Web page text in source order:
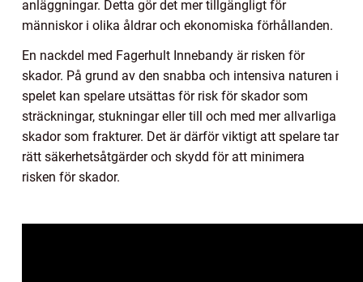
anläggningar. Detta gör det mer tillgängligt för
människor i olika åldrar och ekonomiska förhållanden.
En nackdel med Fagerhult Innebandy är risken för
skador. På grund av den snabba och intensiva naturen i
spelet kan spelare utsättas för risk för skador som
sträckningar, stukningar eller till och med mer allvarliga
skador som frakturer. Det är därför viktigt att spelare tar
rätt säkerhetsåtgärder och skydd för att minimera
risken för skador.